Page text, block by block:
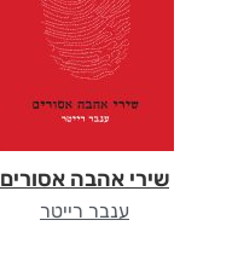
שירי אהבה אסורים
ענבר רייטר